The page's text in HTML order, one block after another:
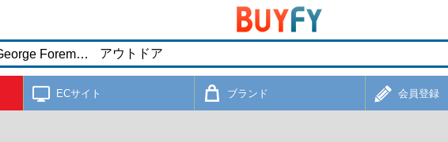
ECサイト ブランド 会員登録